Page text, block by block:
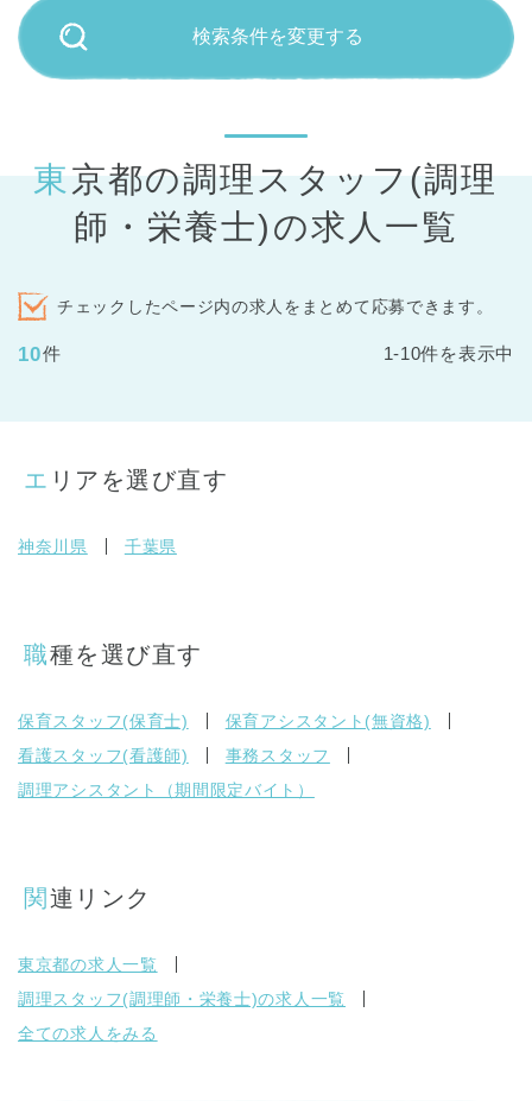
検索条件を変更する
東京都の調理スタッフ(調理
師・栄養士)の求人一覧
チェックしたページ内の求人をまとめて応募できます。
10件 1-10件を表示中
エリアを選び直す
神奈川県 千葉県
職種を選び直す
保育スタッフ(保育士)
保育アシスタント(無資格)
看護スタッフ(看護師)
事務スタッフ
調理アシスタント（期間限定バイト）
関連リンク
東京都の求人一覧
調理スタッフ(調理師・栄養士)の求人一覧
全ての求人をみる